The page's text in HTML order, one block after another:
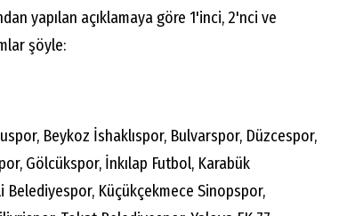
yapılan açıklamaya göre 1'inci, 2'nci ve
şöyle:
Beykoz İshaklıspor, Bulvarspor, Düzcespor,
Gölcükspor, İnkılap Futbol, Karabük
Belediyespor, Küçükçekmece Sinopspor,